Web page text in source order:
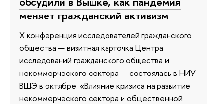
меняет гражданский активизм
X конференция исследователей гражданского
общества — визитная карточка Центра
исследований гражданского общества и
некоммерческого сектора — состоялась в НИУ
ВШЭ в октябре. «Влияние кризиса на развитие
некоммерческого сектора и общественной